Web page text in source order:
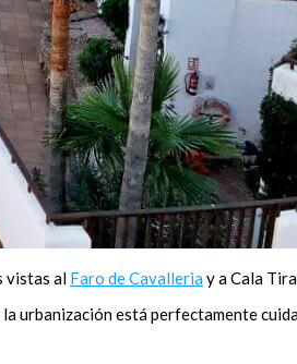
vistas al Faro de Cavalleria y a Cala
urbanización está perfectamente